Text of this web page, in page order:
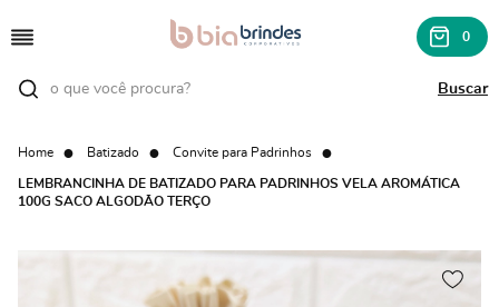
0
Home Batizado Convite para Padrinhos
LEMBRANCINHA DE BATIZADO PARA PADRINHOS VELA AROMÁTICA
100G SACO ALGODÃO TERÇO